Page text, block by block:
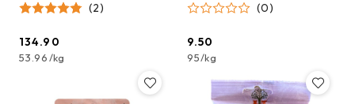
(2)
Cena:
134.90
53.96/kg
próbka - 100g(0)
Cena:
9.50
95/kg